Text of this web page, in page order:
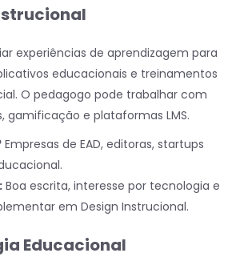
experiências de aprendizagem para
educacionais e treinamentos
O pedagogo pode trabalhar com
gamificação e plataformas LMS.
Empresas de EAD, editoras, startups
Boa escrita, interesse por tecnologia e
em Design Instrucional.
Educacional